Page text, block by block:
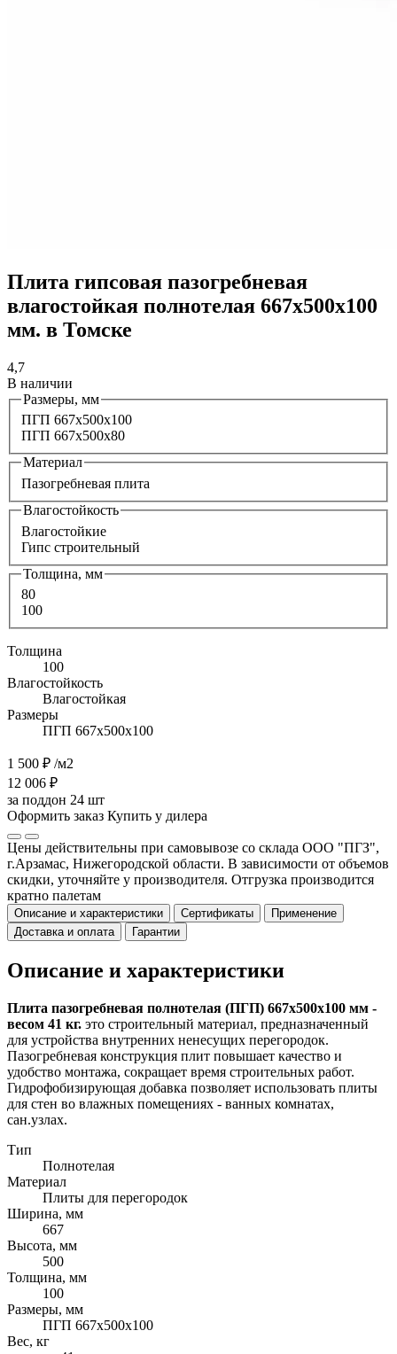
Плита гипсовая пазогребневая
влагостойкая полнотелая 667х500х100
мм. в Томске
4,7
В наличии
Размеры, мм
ПГП 667х500х100
ПГП 667x500x80
Материал
Пазогребневая плита
Влагостойкость
Влагостойкие
Гипс строительный
Толщина, мм
80
100
Толщина
100
Влагостойкость
Влагостойкая
Размеры
ПГП 667х500х100
1 500 ₽ /м2
12 006 ₽
за поддон 24 шт
Оформить заказ Купить у дилера
Цены действительны при самовывозе со склада ООО "ПГЗ",
г.Арзамас, Нижегородской области. В зависимости от объемов
скидки, уточняйте у производителя. Отгрузка производится
кратно палетам
Описание и характеристики Сертификаты
Применение
Доставка и оплата
Гарантии
Описание и характеристики
Плита пазогребневая полнотелая (ПГП) 667х500х100 мм -
весом 41 кг. это строительный материал, предназначенный
для устройства внутренних ненесущих перегородок.
Пазогребневая конструкция плит повышает качество и
удобство монтажа, сокращает время строительных работ.
Гидрофобизирующая добавка позволяет использовать плиты
для стен во влажных помещениях - ванных комнатах,
сан.узлах.
Тип
Полнотелая
Материал
Плиты для перегородок
Ширина, мм
667
Высота, мм
500
Толщина, мм
100
Размеры, мм
ПГП 667х500х100
Вес, кг